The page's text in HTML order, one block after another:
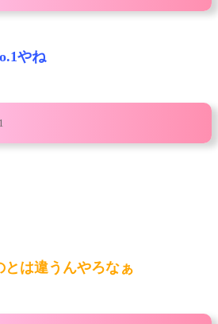
やね
は違うんやろなぁ